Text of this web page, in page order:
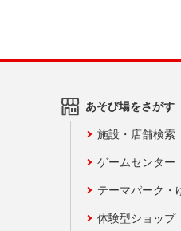
あそび場をさがす
施設・店舗検索
ゲームセンター
テーマパーク・
体験型ショップ